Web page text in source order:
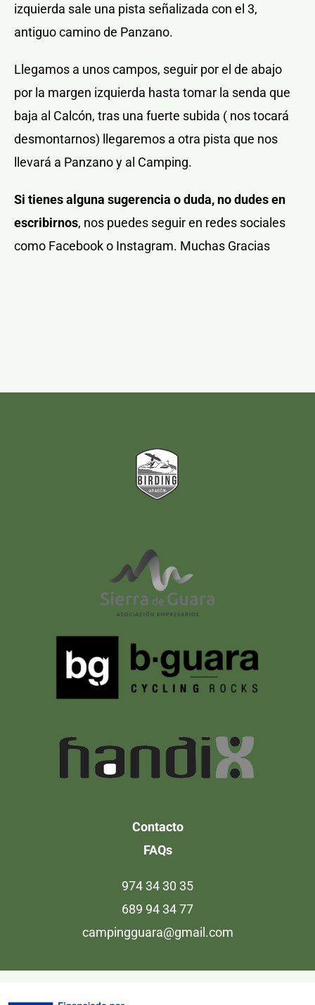
izquierda sale una pista señalizada con el 3,
antiguo camino de Panzano.
Llegamos a unos campos, seguir por el de abajo
por la margen izquierda hasta tomar la senda que
baja al Calcón, tras una fuerte subida ( nos tocará
desmontarnos) llegaremos a otra pista que nos
llevará a Panzano y al Camping.
Si tienes alguna sugerencia o duda, no dudes en
escribirnos, nos puedes seguir en redes sociales
como Facebook o Instagram. Muchas Gracias
Contacto
FAQs
974 34 30 35
689 94 34 77
campingguara@gmail.com